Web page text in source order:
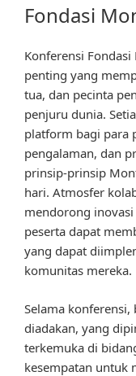
Fondasi
Konferensi
penting yang
tua, dan pecinta
penjuru dunia.
platform bagi para
pengalaman, dan
prinsip-prinsip
hari. Atmosfer
mendorong
peserta dapat
yang dapat
komunitas mereka.
Selama konferensi,
diadakan, yang
terkemuka di
kesempatan untuk